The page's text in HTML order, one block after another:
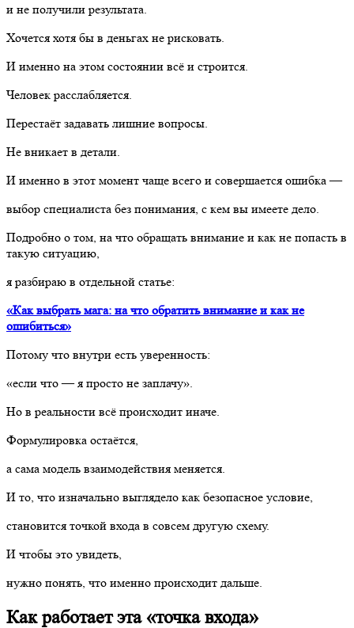
и не получили результата.
Хочется хотя бы в деньгах не рисковать.
И именно на этом состоянии всё и строится.
Человек расслабляется.
Перестаёт задавать лишние вопросы.
Не вникает в детали.
И именно в этот момент чаще всего и совершается ошибка —
выбор специалиста без понимания, с кем вы имеете дело.
Подробно о том, на что обращать внимание и как не попасть в
такую ситуацию,
я разбираю в отдельной статье:
«Как выбрать мага: на что обратить внимание и как не
ошибиться»
Потому что внутри есть уверенность:
«если что — я просто не заплачу».
Но в реальности всё происходит иначе.
Формулировка остаётся,
а сама модель взаимодействия меняется.
И то, что изначально выглядело как безопасное условие,
становится точкой входа в совсем другую схему.
И чтобы это увидеть,
нужно понять, что именно происходит дальше.
Как работает эта «точка входа»